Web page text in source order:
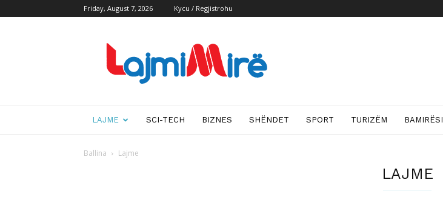
Friday, August 7, 2026 Kycu / Regjistrohu
mire
LAJME SCI-TECH BIZNES SHËNDET SPORT TURIZËM BAMIRËSI
Ballina Lajme
LAJME